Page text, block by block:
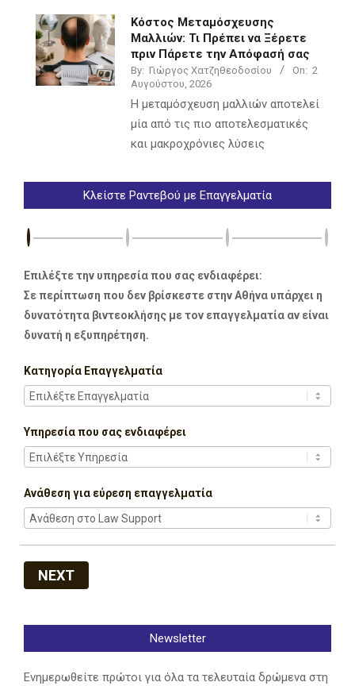
Κόστος Μεταμόσχευσης
Μαλλιών: Τι Πρέπει να Ξέρετε
πριν Πάρετε την Απόφασή σας
By: Γιώργος Χατζηθεοδοσίου On: 2
Αυγούστου, 2026
Η μεταμόσχευση μαλλιών αποτελεί
μία από τις πιο αποτελεσματικές
και μακροχρόνιες λύσεις
Κλείστε Ραντεβού με Επαγγελματία
Επιλέξτε την υπηρεσία που σας ενδιαφέρει:
Σε περίπτωση που δεν βρίσκεστε στην Αθήνα υπάρχει η
δυνατότητα βιντεοκλήσης με τον επαγγελματία αν είναι
δυνατή η εξυπηρέτηση.
Κατηγορία Επαγγελματία
Υπηρεσία που σας ενδιαφέρει
Ανάθεση για εύρεση επαγγελματία
NEXT
Newsletter
Ενημερωθείτε πρώτοι για όλα τα τελευταία δρώμενα στη